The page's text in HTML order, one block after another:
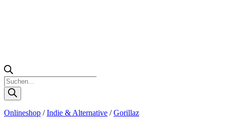
Products
search
Onlineshop /Indie & Alternative /Gorillaz